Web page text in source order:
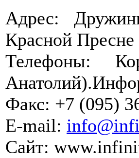
Адрес:
Красной Пресне
Телефоны:
Факс: +7 (095)
E-mail:
Сайт: